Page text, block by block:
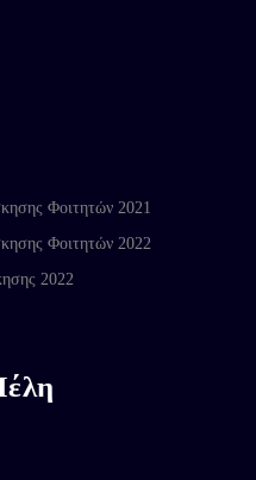
Φοιτητών 2021
Φοιτητών 2022
2022